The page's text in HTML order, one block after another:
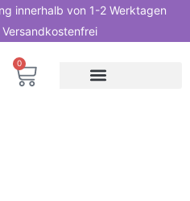
innerhalb von 1-2 Werktagen
0
Warenkorb